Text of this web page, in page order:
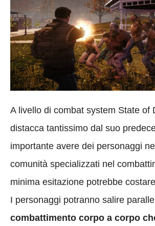
A livello di combat system State of
distacca tantissimo dal suo
importante avere dei personaggi
comunità specializzati nel
minima esitazione potrebbe
I personaggi potranno salire
combattimento corpo a corpo